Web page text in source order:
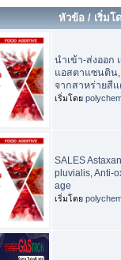
หัวข้อ / เริ่มโ
นำเข้า-ส่งออก
แอสตาแซนติน
จากสาหร่ายสีแ
เริ่มโดย
SALES
pluvialis, Anti-
age
เริ่มโดย